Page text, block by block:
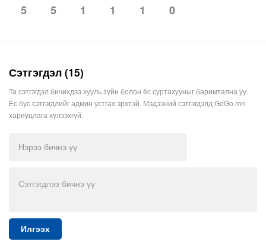
5 5 1 1 1 0
Сэтгэгдэл (15)
Та сэтгэгдэл бичихдээ хууль зүйн болон ёс суртахууныг баримтална уу.
Ёс бус сэтгэгдлийг админ устгах эрхтэй. Мэдээний сэтгэгдэлд GoGo.mn
хариуцлага хүлээхгүй.
Илгээх